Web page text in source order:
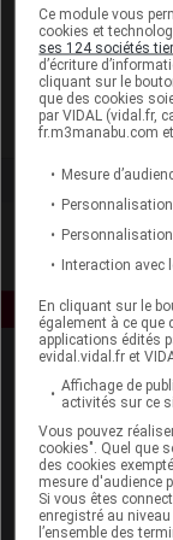
Gilbert
Ce module vous
cookies et
ses 124 sociétés
d’écriture
cliquant sur le
que des cookies
par VIDAL (vidal.fr,
fr.m3manabu.com
Mesure
Interaction avec
En cliquant sur le
également à ce
applications édités
evidal.vidal.fr et
Affichage de
activités sur ce
Vous pouvez
cookies". Quel que
des cookies
mesure d'audience
Si vous êtes
enregistré au
l’ensemble des